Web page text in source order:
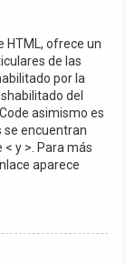
HTML, ofrece un
de las
por la
del
asimismo es
se encuentran
y >. Para más
aparece